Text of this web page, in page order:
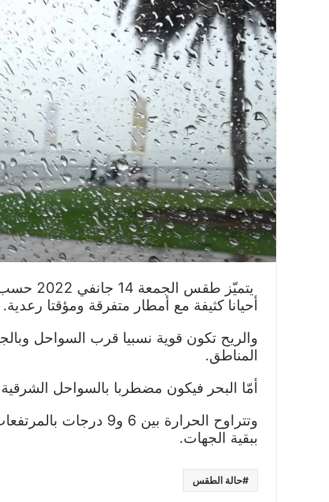
يتميّز
أحيانا كثيفة مع أمطار متفرقة ومؤقتا رعدية.
والريح تكون قوية نسبيا قرب السواحل
المناطق.
أمّا البحر فيكون مضطربا بالسواحل
ببقية الجهات.
حالة الطقس